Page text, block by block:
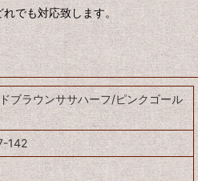
でも対応致します。
ブラウンササハーフ/ピンクゴール
142